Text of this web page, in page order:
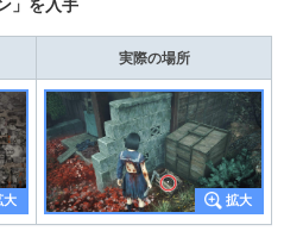
」を入手
実際の場所